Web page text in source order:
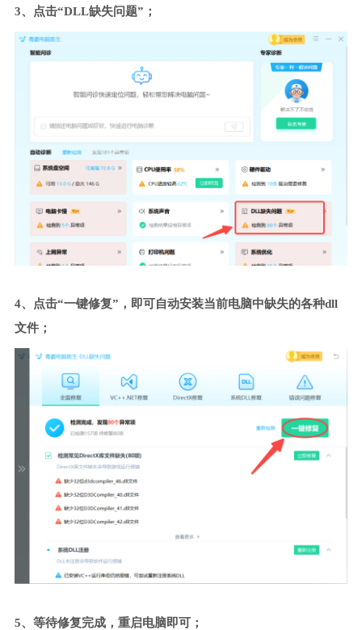
3、点击“DLL缺失问题”；
4、点击“一键修复”，即可自动安装当前电脑中缺失的各种dll
文件；
5、等待修复完成，重启电脑即可；